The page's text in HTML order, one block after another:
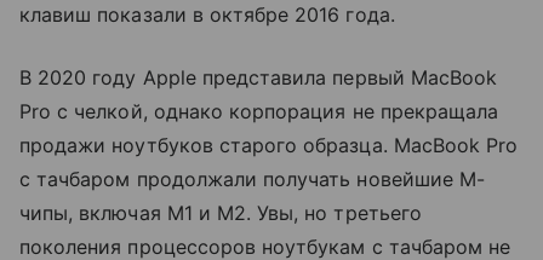
клавиш показали в октябре 2016 года.
В 2020 году Apple представила первый MacBook
Pro с челкой, однако корпорация не прекращала
продажи ноутбуков старого образца. MacBook Pro
с тачбаром продолжали получать новейшие M-
чипы, включая M1 и M2. Увы, но третьего
поколения процессоров ноутбукам с тачбаром не